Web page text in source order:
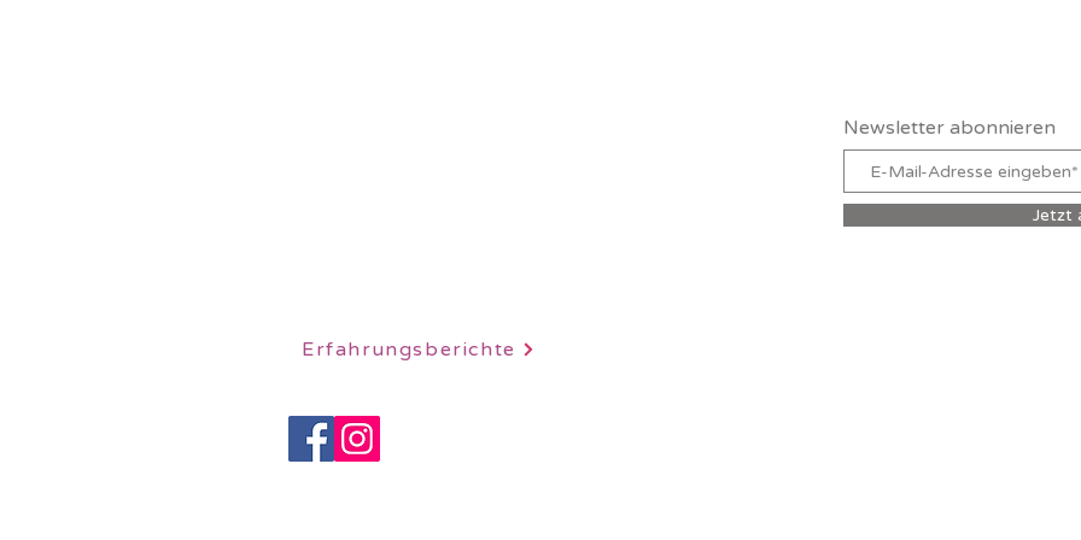
Newsletter abonnieren
Jetzt
Erfahrungsberichte